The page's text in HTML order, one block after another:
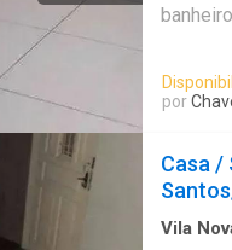
busca
aviso!
por
Casa /
Vila